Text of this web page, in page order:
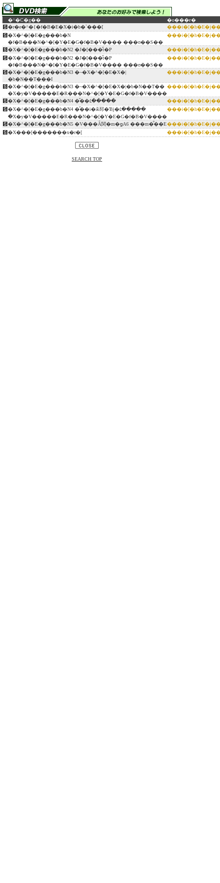
�^�C�g��
�o���ғ�
�r�e�^�{�f�B�E�X�i�b�`���[
�X�^�[�E�g���b�N
�f�B���N�^�[�Y�E�G�f�B�V���� ���ʊ��S��
�X�^�[�E�g���b�N2 �J�[���̋t�P
�X�^�[�E�g���b�N2 �J�[���̋t�P
�f�B���N�^�[�Y�E�G�f�B�V���� ���ʊ��S��
�X�^�[�E�g���b�N3 �~�X�^�[�E�X�|
�b�N��T���I
�X�^�[�E�g���b�N3 �~�X�^�[�E�X�|�b�N��T��
�X�y�V�����E�R���N�^�[�Y�E�G�f�B�V����
�X�^�[�E�g���b�N4 �̋��ւ̒�����
�X�^�[�E�g���b�N4 �̋��i�ӂ邳�Ɓj�ւ̒�����
�X�y�V�����E�R���N�^�[�Y�E�G�f�B�V����
�X�^�[�E�g���b�N5 �V���Ȃ関�m�ցA6 ���m�̐��E
�X���[�������x�r�[
SEARCH TOP